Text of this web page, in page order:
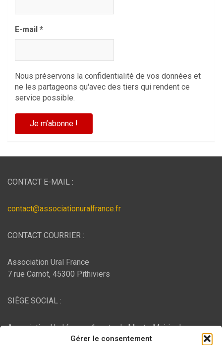
Gérer le consentement
E-mail *
Nous préservons la confidentialité de vos données et
ne les partageons qu'avec des tiers qui rendent ce
service possible.
CONTACT E-MAIL :
contact@associationuralfrance.fr
CONTACT COURRIER :
Association Ural France
7 rue Carnot, 45300 Pithiviers
SIÈGE SOCIAL :
Association Ural france, 1 route du Mont - Mairie de
Bujaleuf, 87460 Bujaleuf